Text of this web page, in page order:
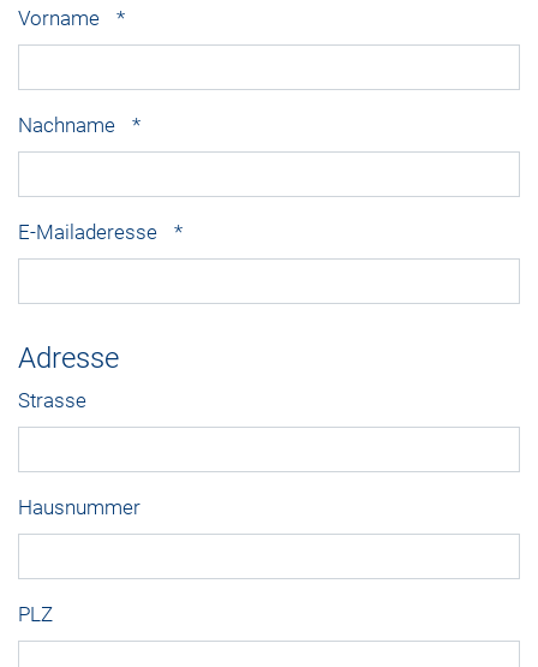
Vorname *
Nachname *
E-Mailaderesse *
Adresse
Strasse
Hausnummer
PLZ